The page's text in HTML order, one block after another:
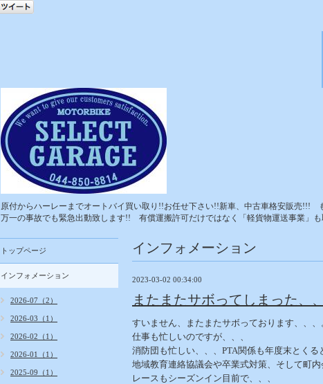
原付からハーレーまでオートバイ買い取り!!お任せ下さい!!新車、中古車格安販売!!!
万一の事故でも緊急出動致します!! 有償運搬許可だけではなく「軽貨物運送事業」
インフォメーション
2023-03-02 00:34:00
またまたサボってしまった、、
すいません、またまたサボっております、、、
仕事も忙しいのですが、、、
消防団も忙しい、、、PTA関係も年度末とくる
地域教育連絡協議会や卒業式対策、そして町内
レースもシーズンイン目前で、、、
トップページ
インフォメーション
2026-07（2）
2026-03（1）
2026-02（1）
2026-01（1）
2025-09（1）